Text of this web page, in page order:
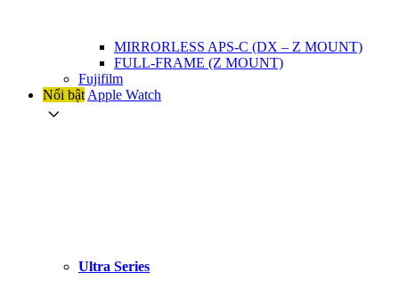
MIRRORLESS APS-C (DX – Z MOUNT)
FULL-FRAME (Z MOUNT)
Fujifilm
Nổi bật Apple Watch
Ultra Series